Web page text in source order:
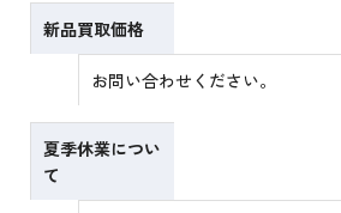
新品買取価格
お問い合わせください。
夏季休業につい
て